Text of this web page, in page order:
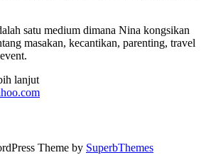
satu medium dimana Nina kongsikan
masakan, kecantikan, parenting, travel
lanjut
Theme by SuperbThemes